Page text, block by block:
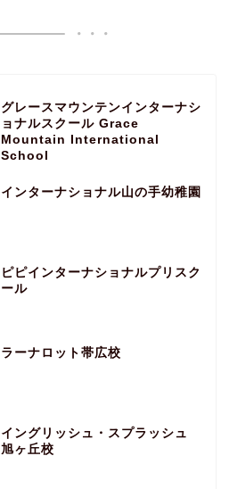
グレースマウンテンインターナシ
ョナルスクール Grace
Mountain International
School
インターナショナル山の手幼稚園
ピピインターナショナルプリスク
ール
ラーナロット帯広校
イングリッシュ・スプラッシュ
旭ヶ丘校